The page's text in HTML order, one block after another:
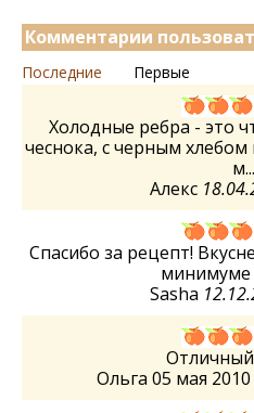
Комментарии
Последние Первые
Холодные ребра - это
чеснока, с черным
м...
Алекс
Спасибо за рецепт!
минимуме
Sasha
Ольга 05 мая 2010